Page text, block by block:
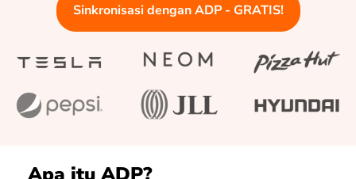
Sinkronisasi dengan ADP - GRATIS!